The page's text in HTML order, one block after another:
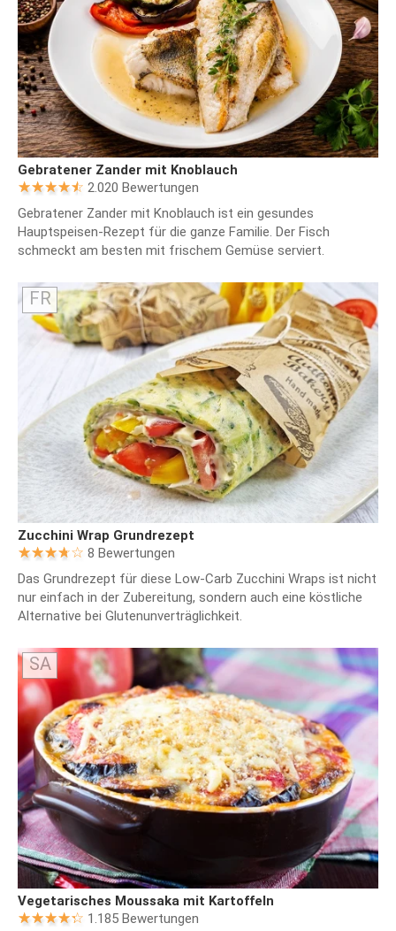
Gebratener Zander mit Knoblauch
2.020 Bewertungen
Gebratener Zander mit Knoblauch ist ein gesundes
Hauptspeisen-Rezept für die ganze Familie. Der Fisch
schmeckt am besten mit frischem Gemüse serviert.
FR
Zucchini Wrap Grundrezept
8 Bewertungen
Das Grundrezept für diese Low-Carb Zucchini Wraps ist nicht
nur einfach in der Zubereitung, sondern auch eine köstliche
Alternative bei Glutenunverträglichkeit.
SA
Vegetarisches Moussaka mit Kartoffeln
1.185 Bewertungen